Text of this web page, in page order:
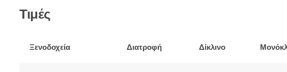
Τιμές
Ξενοδοχεία Διατροφή Δίκλινο